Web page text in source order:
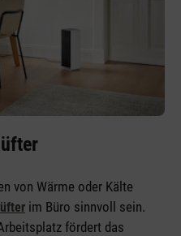
von Wärme oder Kälte
im Büro sinnvoll sein.
fördert das